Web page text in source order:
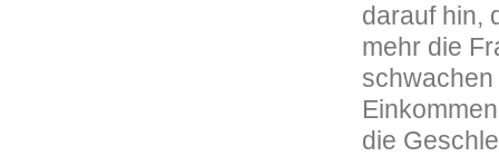
darauf hin,
mehr die
die